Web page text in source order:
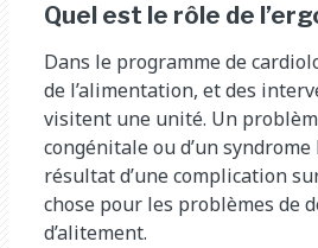
Quel est le rôle de
Dans le programme de
de l’alimentation, et des
visitent une unité. Un
congénitale ou d’un
résultat d’une complication
chose pour les problèmes de
d’alitement.